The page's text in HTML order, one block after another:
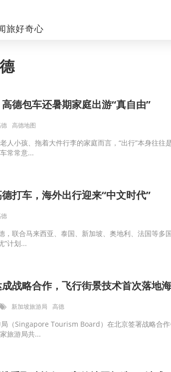
旅好奇心
德包车还暑期家庭出游“真自由”
高德地图
人小孩、拖着大件行李的家庭而言，“出行”本身往往
常常意...
打车，海外出行迎来“中文时代”
，联合马来西亚、泰国、新加坡、奥地利、法国等多
”计划...
战略合作，飞行街景技术首次落地
新加坡旅游局 高德
（Singapore Tourism Board）在北京签署战略合
旅游局共...